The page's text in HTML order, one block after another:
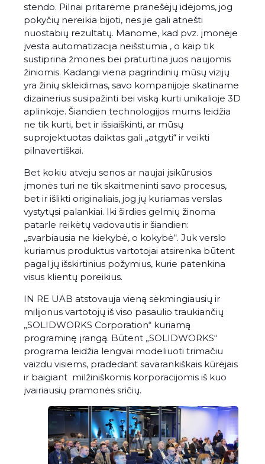
stendo. Pilnai pritarėme pranešėjų idėjoms, jog
pokyčių nereikia bijoti, nes jie gali atnešti
nuostabių rezultatų. Manome, kad pvz. įmonėje
įvesta automatizacija neišstumia , o kaip tik
sustiprina žmones bei praturtina juos naujomis
žiniomis. Kadangi viena pagrindinių mūsų vizijų
yra žinių skleidimas, savo kompanijoje skatiname
dizainerius susipažinti bei viską kurti unikalioje 3D
aplinkoje. Šiandien technologijos mums leidžia
ne tik kurti, bet ir išsiaiškinti, ar mūsų
suprojektuotas daiktas gali „atgyti“ ir veikti
pilnavertiškai.
Bet kokiu atveju senos ar naujai įsikūrusios
įmonės turi ne tik skaitmeninti savo procesus,
bet ir išlikti originaliais, jog jų kuriamas verslas
vystytųsi palankiai. Iki širdies gelmių žinoma
patarle reikėtų vadovautis ir šiandien:
„svarbiausia ne kiekybė, o kokybė“. Juk verslo
kuriamus produktus vartotojai atsirenka būtent
pagal jų išskirtinius požymius, kurie patenkina
visus klientų poreikius.
IN RE UAB atstovauja vieną sėkmingiausių ir
milijonus vartotojų iš viso pasaulio traukiančių
„SOLIDWORKS Corporation“ kuriamą
programinę įrangą. Būtent „SOLIDWORKS“
programa leidžia lengvai modeliuoti trimačiu
vaizdu visiems, pradedant savarankiškais kūrėjais
ir baigiant milžiniškomis korporacijomis iš kuo
įvairiausių pramonės sričių.